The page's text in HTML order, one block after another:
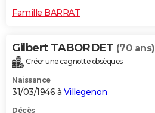
Famille BARRAT
Gilbert TABORDET (70 ans)
Créer une cagnotte obsèques
Naissance
31/03/1946 à Villegenon
Décès